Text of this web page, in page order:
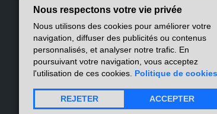
Live Mercato
A propos
Nous contacter
Mentions légales
Atlas des flux RSS
Ligue 1
PSG
Marseille
Lyon
Lille
Nantes
Rennes
Nous respectons votre vie privée
Nous utilisons des cookies pour améliorer votre
navigation, diffuser des publicités ou contenus
personnalisés, et analyser notre trafic. En
poursuivant votre navigation, vous acceptez
l'utilisation de ces cookies. Politique de cookies
REJETER ACCEPTER